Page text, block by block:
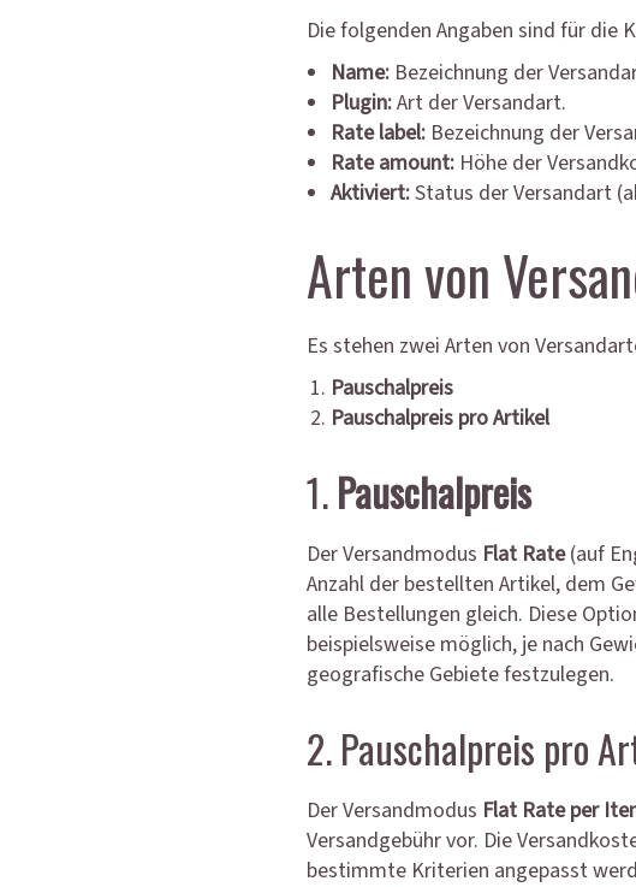
Die folgenden Angaben sind für die
Name: Bezeichnung der
Plugin:Art der Versandart.
Rate label: Bezeichnung der
Rate amount: Höhe der
Aktiviert:Status der Versandart
Arten von
Es stehen zwei Arten von
Pauschalpreis
Pauschalpreis pro Artikel
1.Pauschalpreis
Der Versandmodus Flat Rate(auf
Anzahl der bestellten Artikel, dem
alle Bestellungen gleich. Diese
beispielsweise möglich, je nach
geografische Gebiete festzulegen.
2. Pauschalpreis pro
Der Versandmodus Flat Rate per
Versandgebühr vor. Die
bestimmte Kriterien angepasst